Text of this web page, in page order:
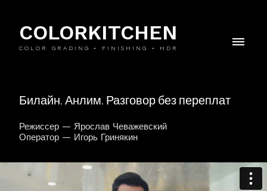
COLORKITCHEN
COLOR GRADING • FINISHING • HDR
Билайн. Анлим. Разговор без переплат
Режиссер — Ярослав Чеважевский
Оператор — Игорь Гринякин